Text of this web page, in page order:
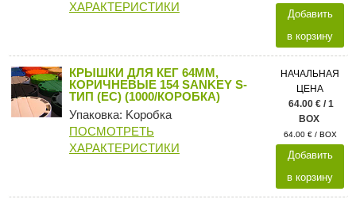
ХАРАКТЕРИСТИКИ
Добавить
в корзину
КРЫШКИ ДЛЯ КЕГ 64ММ,
КОРИЧНЕВЫЕ 154 SANKEY S-
ТИП (ЕС) (1000/КОРОБКА)
Упаковка: Kоробка
ПОСМОТРЕТЬ
ХАРАКТЕРИСТИКИ
НАЧАЛЬНАЯ
ЦЕНА
64.00 € / 1
BOX
64.00 € / BOX
Добавить
в корзину